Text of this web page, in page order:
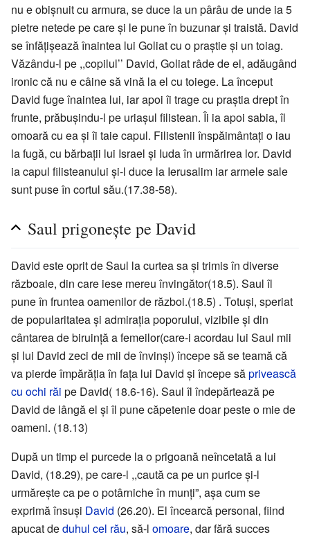
nu e obişnuit cu armura, se duce la un pârâu de unde ia 5
pietre netede pe care şi le pune în buzunar şi traistă. David
se înfăţişează înaintea lui Goliat cu o praştie şi un toiag.
Văzându-l pe ,,copilul’’ David, Goliat râde de el, adăugând
ironic că nu e câine să vină la el cu toiege. La început
David fuge înaintea lui, iar apoi îi trage cu praştia drept în
frunte, prăbuşindu-l pe uriaşul filistean. Îi ia apoi sabia, îl
omoară cu ea şi îi taie capul. Filistenii înspăimântaţi o iau
la fugă, cu bărbaţii lui Israel şi Iuda în urmărirea lor. David
ia capul filisteanului şi-l duce la Ierusalim iar armele sale
sunt puse în cortul său.(17.38-58).
Saul prigoneşte pe David
David este oprit de Saul la curtea sa şi trimis în diverse
războaie, din care iese mereu învingător(18.5). Saul îl
pune în fruntea oamenilor de război.(18.5) . Totuşi, speriat
de popularitatea şi admiraţia poporului, vizibile şi din
cântarea de biruinţă a femeilor(care-i acordau lui Saul mii
şi lui David zeci de mii de învinşi) începe să se teamă că
va pierde împărăţia în faţa lui David şi începe săprivească
cu ochi răi pe David( 18.6-16). Saul îl îndepărtează pe
David de lângă el şi îl pune căpetenie doar peste o mie de
oameni. (18.13)
După un timp el purcede la o prigoană neîncetată a lui
David, (18.29), pe care-l ,,caută ca pe un purice şi-l
urmăreşte ca pe o potârniche în munţi”, aşa cum se
exprimă însuşi David (26.20). El încearcă personal, fiind
apucat deduhul cel rău, să-l omoare, dar fără succes